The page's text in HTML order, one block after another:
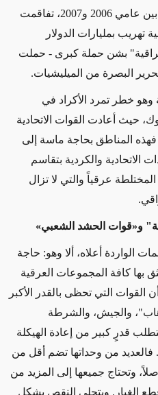
الأخيرة التي حصل فيها هذا الأمر بين عامي 2006 و2007، تفاقمت
بمليارات الدولار
بشن حملة كبرى - حملت
البصرة من الميليشيات.
خطر تمرد الأكراد في
حيث أعادت القوات الاتحادية
المناطق بحاجة ماسة إلى
الاتحادية والكردية بتقاسم
عرقياً والتي لا تزال
و«قوات الحشد الشعبي»
الواردة أعلاه، ألا وهو: حاجة
بها كافة المجموعات العرقية
القوات التي تحظى بالقدر الأكبر
والجيش، والشرطة
قدرٍ كبير من إعادة الهيكلة
فالعديد من وحداتها تضم أقل من
وتحتاج جميعها إلى المزيد من
الغيار. ويتجلى النقص بشكل